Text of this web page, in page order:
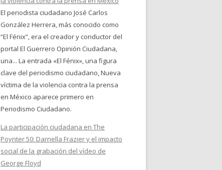
El periodista ciudadano José Carlos
González Herrera, más conocido como
“El Fénix”, era el creador y conductor del
portal El Guerrero Opinión Ciudadana,
una... La entrada «El Fénix», una figura
clave del periodismo ciudadano, Nueva
víctima de la violencia contra la prensa
en México aparece primero en
Periodismo Ciudadano.
La participación ciudadana en The
Poynter 50: Darnella Frazier y el impacto
social de la grabación del vídeo de
George Floyd